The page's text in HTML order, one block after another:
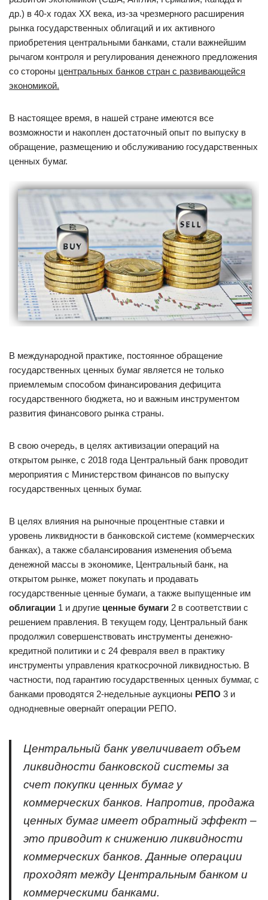
др.) в 40-х годах XX века, из-за чрезмерного расширения
рынка государственных облигаций и их активного
приобретения центральными банками, стали важнейшим
рычагом контроля и регулирования денежного предложения
со стороны центральных банков стран с развивающейся
экономикой.
В настоящее время, в нашей стране имеются все
возможности и накоплен достаточный опыт по выпуску в
обращение, размещению и обслуживанию государственных
ценных бумаг.
В международной практике, постоянное обращение
государственных ценных бумаг является не только
приемлемым способом финансирования дефицита
государственного бюджета, но и важным инструментом
развития финансового рынка страны.
В свою очередь, в целях активизации операций на
открытом рынке, с 2018 года Центральный банк проводит
мероприятия с Министерством финансов по выпуску
государственных ценных бумаг.
В целях влияния на рыночные процентные ставки и
уровень ликвидности в банковской системе (коммерческих
банках), а также сбалансирования изменения объема
денежной массы в экономике, Центральный банк, на
открытом рынке, может покупать и продавать
государственные ценные бумаги, а также выпущенные им
облигации 1 и другие ценные бумаги 2 в соответствии с
решением правления. В текущем году, Центральный банк
продолжил совершенствовать инструменты денежно-
кредитной политики и с 24 февраля ввел в практику
инструменты управления краткосрочной ликвидностью. В
частности, под гарантию государственных ценных буммаг, с
банками проводятся 2-недельные аукционы РЕПО 3 и
однодневные овернайт операции РЕПО.
Центральный банк увеличивает объем
ликвидности банковской системы за
счет покупки ценных бумаг у
коммерческих банков. Напротив, продажа
ценных бумаг имеет обратный эффект –
это приводит к снижению ликвидности
коммерческих банков. Данные операции
проходят между Центральным банком и
коммерческими банками.